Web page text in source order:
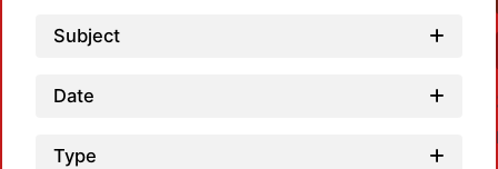
Subject
Date
Type